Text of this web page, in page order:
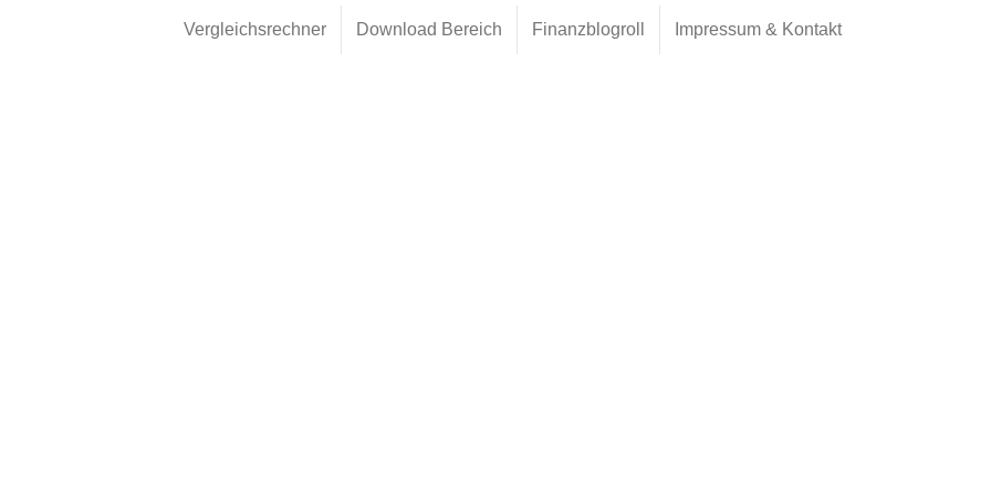
Vergleichsrechner Download Bereich Finanzblogroll Impressum & Kontakt